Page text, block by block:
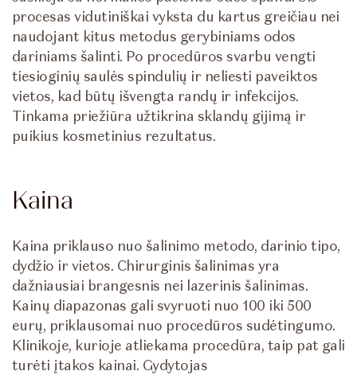
procesas vidutiniškai vyksta du kartus greičiau nei
naudojant kitus metodus gerybiniams odos
dariniams šalinti. Po procedūros svarbu vengti
tiesioginių saulės spindulių ir neliesti paveiktos
vietos, kad būtų išvengta randų ir infekcijos.
Tinkama priežiūra užtikrina sklandų gijimą ir
puikius kosmetinius rezultatus.
Kaina
Kaina priklauso nuo šalinimo metodo, darinio tipo,
dydžio ir vietos. Chirurginis šalinimas yra
dažniausiai brangesnis nei lazerinis šalinimas.
Kainų diapazonas gali svyruoti nuo 100 iki 500
eurų, priklausomai nuo procedūros sudėtingumo.
Klinikoje, kurioje atliekama procedūra, taip pat gali
turėti įtakos kainai. Gydytojas